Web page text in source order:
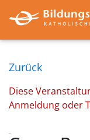
Zurück
Diese
Anmeldung oder